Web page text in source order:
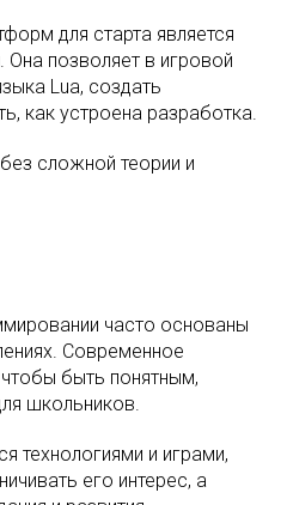
для старта является
. Она позволяет в игровой
Lua, создать
как устроена разработка.
сложной теории и
часто основаны
Современное
быть понятным,
школьников.
технологиями и играми,
его интерес, а